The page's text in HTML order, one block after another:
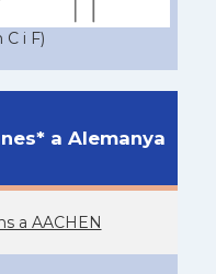
C i F)
a Alemanya
a AACHEN